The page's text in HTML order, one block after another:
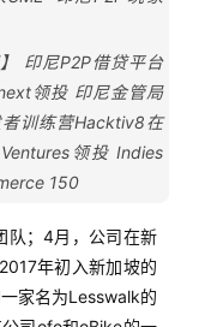
印尼P2P借贷平台
领投 印尼金管局
训练营Hacktiv8在
领投 Indies
150
队；4月，公司在新
年初入新加坡的
家名为Lesswalk的